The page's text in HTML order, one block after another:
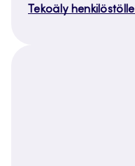
Tekoäly henkilöstölle